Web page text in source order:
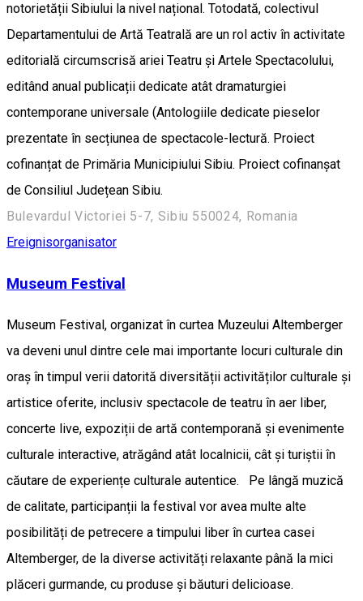
notorietății Sibiului la nivel național. Totodată, colectivul
Departamentului de Artă Teatrală are un rol activ în activitate
editorială circumscrisă ariei Teatru și Artele Spectacolului,
editând anual publicații dedicate atât dramaturgiei
contemporane universale (Antologiile dedicate pieselor
prezentate în secțiunea de spectacole-lectură. Proiect
cofinanțat de Primăria Municipiului Sibiu. Proiect cofinanșat
de Consiliul Județean Sibiu.
Bulevardul Victoriei 5-7, Sibiu 550024, Romania
Ereignisorganisator
Museum Festival
Museum Festival, organizat în curtea Muzeului Altemberger
va deveni unul dintre cele mai importante locuri culturale din
oraș în timpul verii datorită diversității activităților culturale și
artistice oferite, inclusiv spectacole de teatru în aer liber,
concerte live, expoziții de artă contemporană și evenimente
culturale interactive, atrăgând atât localnicii, cât și turiștii în
căutare de experiențe culturale autentice. Pe lângă muzică
de calitate, participanții la festival vor avea multe alte
posibilități de petrecere a timpului liber în curtea casei
Altemberger, de la diverse activități relaxante până la mici
plăceri gurmande, cu produse și băuturi delicioase.